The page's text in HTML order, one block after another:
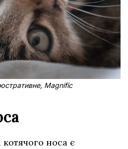
Magnific
котячого носа є